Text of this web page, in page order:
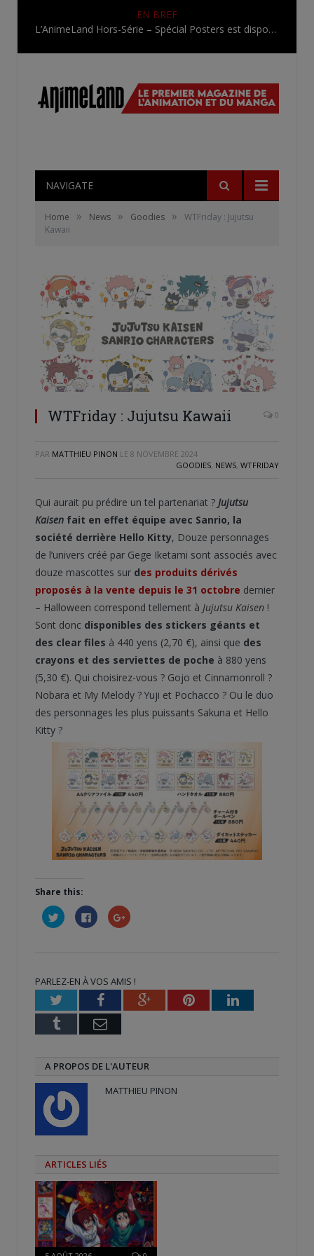
EN BREF
L’AnimeLand Hors-Série – Spécial Posters est disponible !
NAVIGATE
Home » News » Goodies »
WTFriday : Jujutsu
Kawaii
WTFriday : Jujutsu Kawaii 0
PAR MATTHIEU PINON LE 8 NOVEMBRE 2024
GOODIES, NEWS, WTFRIDAY
Qui aurait pu prédire un tel partenariat ? Jujutsu
Kaisen fait en effet équipe avec Sanrio, la
société derrière Hello Kitty, Douze personnages
de l’univers créé par Gege Iketami sont associés avec
douze mascottes sur des produits dérivés
proposés à la vente depuis le 31 octobre dernier
– Halloween correspond tellement à Jujutsu Kaisen !
Sont donc disponibles des stickers géants et
des clear files à 440 yens (2,70 €), ainsi que des
crayons et des serviettes de poche à 880 yens
(5,30 €). Qui choisirez-vous ? Gojo et Cinnamonroll ?
Nobara et My Melody ? Yuji et Pochacco ? Ou le duo
des personnages les plus puissants Sakuna et Hello
Kitty ?
Share this:
Cliquez
pour
partager
nouvelle
fenêtre)
Cliquez
pour
partager
fenêtre)
Cliquez
pour
nouvelle
fenêtre)
PARLEZ-EN À VOS AMIS !
TwitterFacebookGoogle+PinterestLinkedIn
Tumblr Email
A PROPOS DE L'AUTEUR
MATTHIEU PINON
ARTICLES LIÉS